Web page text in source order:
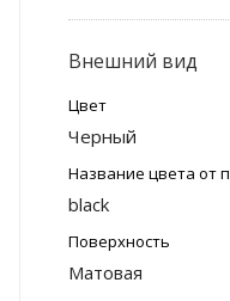
Внешний вид
Цвет
Черный
Название цвета от
black
Поверхность
Матовая